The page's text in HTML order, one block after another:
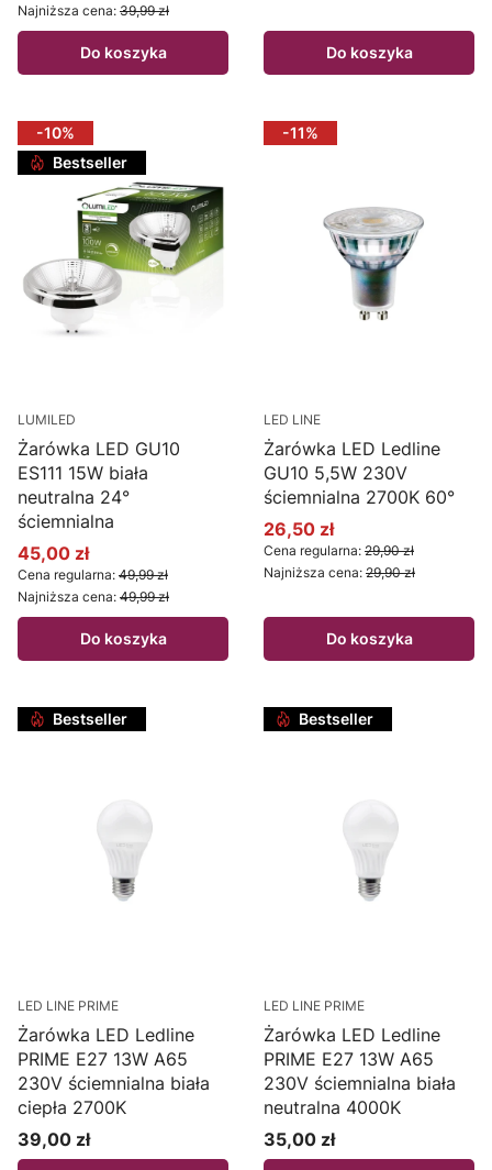
Najniższa cena: 39,99 zł
Do koszyka Do koszyka
-10%
Bestseller
LUMILED
Żarówka LED GU10
ES111 15W biała
neutralna 24°
ściemnialna
Cena promocyjna
45,00 zł
Cena regularna: 49,99 zł
Najniższa cena: 49,99 zł
Do koszyka
-11%
LED LINE
Żarówka LED Ledline
GU10 5,5W 230V
ściemnialna 2700K 60°
Cena promocyjna
26,50 zł
Cena regularna: 29,90 zł
Najniższa cena: 29,90 zł
Do koszyka
Bestseller
LED LINE PRIME
Żarówka LED Ledline
PRIME E27 13W A65
230V ściemnialna biała
ciepła 2700K
Cena
39,00 zł
Bestseller
LED LINE PRIME
Żarówka LED Ledline
PRIME E27 13W A65
230V ściemnialna biała
neutralna 4000K
Cena
35,00 zł